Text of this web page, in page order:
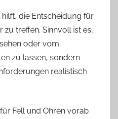
die Entscheidung für
treffen. Sinnvoll ist es,
oder vom
zu lassen, sondern
realistisch
Fell und Ohren vorab